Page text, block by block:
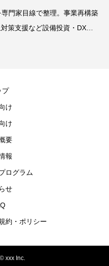
門家目線で整理。事業再構築
策支援など設備投資・DX・
プ
け
け
要
報
ログラム
せ
約・ポリシー
xxx Inc.